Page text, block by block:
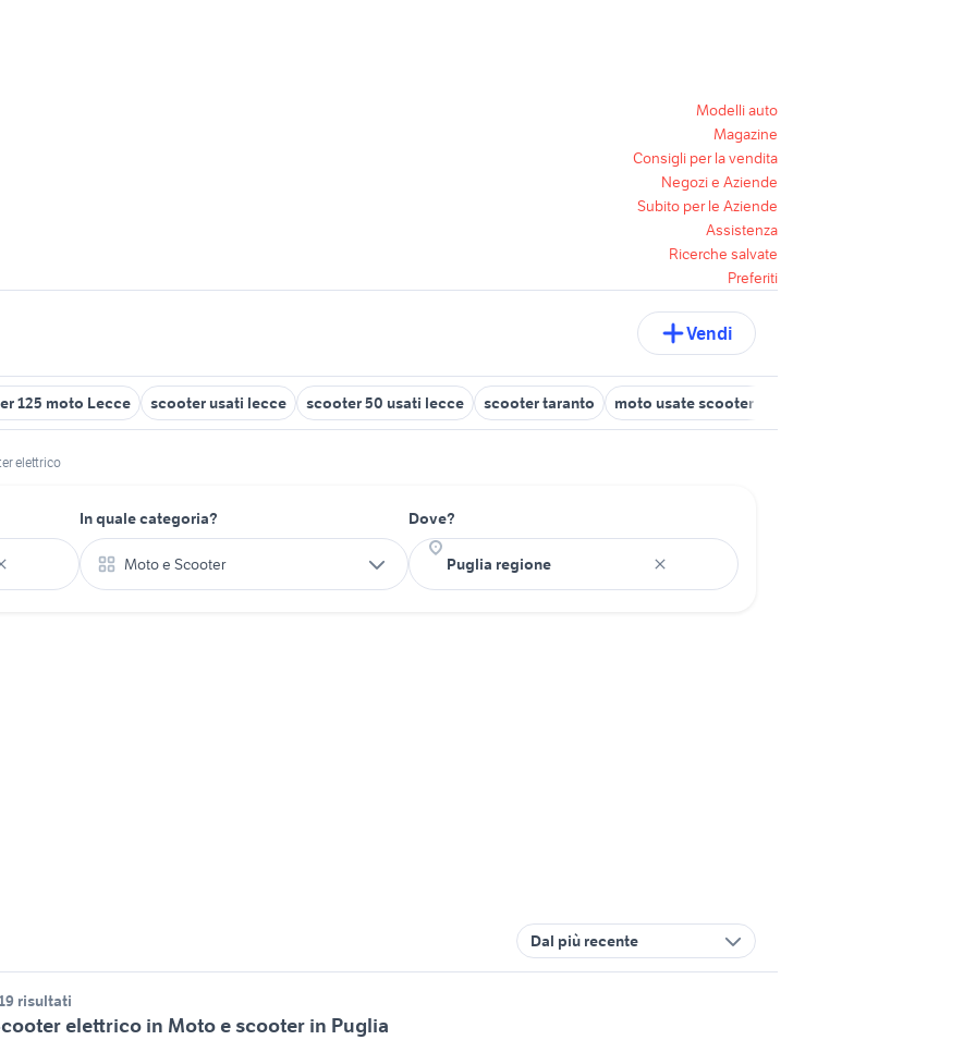
Modelli auto
Magazine
Consigli per la vendita
Negozi e Aziende
Subito per le Aziende
Assistenza
Ricerche salvate
Preferiti
Vendi
125 moto Lecce scooter usati lecce scooter 50 usati lecce scooter taranto moto usate scooter taranto
elettrico
In quale categoria?
Moto e Scooter
Dove?
Dal più recente
risultati
elettrico in Moto e scooter in Puglia